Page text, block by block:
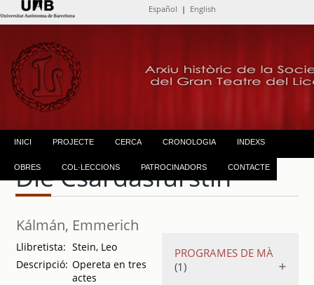
Español | English
INICI PROJECTE CERCA CRONOLOGIA INDEXS
OBRES COL·LECCIONS PATROCINADORS CONTACTE
Die Csárdásfürstin
Kálmán, Emmerich
Llibretista: Stein, Leo
Descripció: Opereta en tres
actes
PROGRAMES DE MÀ
(1)